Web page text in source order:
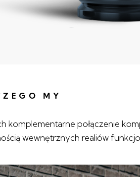
MY
komplementarne połączenie
wewnętrznych realiów